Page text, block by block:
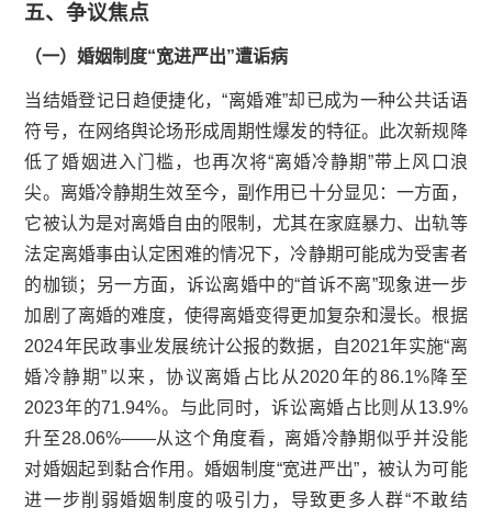
五、争议焦点
（一）婚姻制度“宽进严出”遭诟病
当结婚登记日趋便捷化，“离婚难”却已成为一种公共话语
符号，在网络舆论场形成周期性爆发的特征。此次新规降
低了婚姻进入门槛，也再次将“离婚冷静期”带上风口浪
尖。离婚冷静期生效至今，副作用已十分显见：一方面，
它被认为是对离婚自由的限制，尤其在家庭暴力、出轨等
法定离婚事由认定困难的情况下，冷静期可能成为受害者
的枷锁；另一方面，诉讼离婚中的“首诉不离”现象进一步
加剧了离婚的难度，使得离婚变得更加复杂和漫长。根据
2024年民政事业发展统计公报的数据，自2021年实施“离
婚冷静期”以来，协议离婚占比从2020年的86.1%降至
2023年的71.94%。与此同时，诉讼离婚占比则从13.9%
升至28.06%——从这个角度看，离婚冷静期似乎并没能
对婚姻起到黏合作用。婚姻制度“宽进严出”，被认为可能
进一步削弱婚姻制度的吸引力，导致更多人群“不敢结